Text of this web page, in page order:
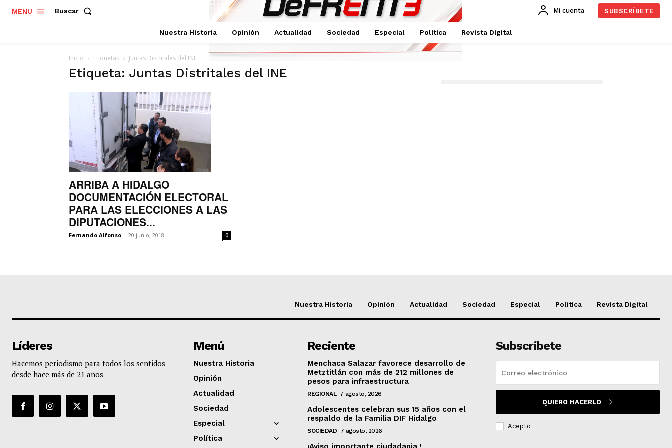
MENU Buscar Mi cuenta SUBSCRÍBETE
Nuestra Historia Opinión Actualidad Sociedad Especial Política Revista Digital
Inicio Etiquetas Juntas Distritales del INE
Etiqueta: Juntas Distritales del INE
ARRIBA A HIDALGO
DOCUMENTACIÓN ELECTORAL
PARA LAS ELECCIONES A LAS
DIPUTACIONES...
Fernando Alfonso - 20 junio, 2018 0
Nuestra Historia Opinión Actualidad Sociedad Especial Política Revista Digital
Líderes
Hacemos periodismo para todos los sentidos
desde hace más de 21 años
Menú
Nuestra Historia
Opinión
Actualidad
Sociedad
Especial
Política
Reciente
Menchaca Salazar favorece desarrollo de
Metztitlán con más de 212 millones de
pesos para infraestructura
REGIONAL 7 agosto, 2026
Adolescentes celebran sus 15 años con el
respaldo de la Familia DIF Hidalgo
SOCIEDAD 7 agosto, 2026
Subscríbete
QUIERO HACERLO
Acepto